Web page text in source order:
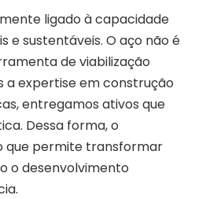
ligado à capacidade
e sustentáveis. O aço não é
de viabilização
a expertise em construção
entregamos ativos que
Dessa forma, o
que permite transformar
o desenvolvimento